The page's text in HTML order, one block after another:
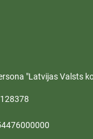
"Latvijas Valsts